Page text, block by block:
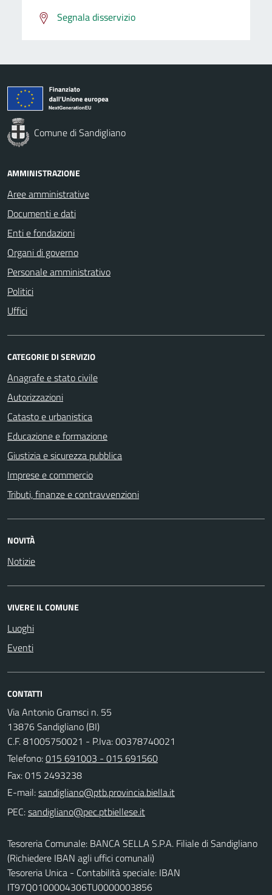
Segnala disservizio
Comune di Sandigliano
AMMINISTRAZIONE
Aree amministrative
Documenti e dati
Enti e fondazioni
Organi di governo
Personale amministrativo
Politici
Uffici
CATEGORIE DI SERVIZIO
Anagrafe e stato civile
Autorizzazioni
Catasto e urbanistica
Educazione e formazione
Giustizia e sicurezza pubblica
Imprese e commercio
Tributi, finanze e contravvenzioni
NOVITÀ
Notizie
VIVERE IL COMUNE
Luoghi
Eventi
CONTATTI
Via Antonio Gramsci n. 55
13876 Sandigliano (BI)
C.F. 81005750021 - P.Iva: 00378740021
Telefono:015 691003 - 015 691560
Fax: 015 2493238
E-mail:
PEC:
Tesoreria Comunale: BANCA SELLA S.P.A. Filiale di Sandigliano
(Richiedere IBAN agli uffici comunali)
Tesoreria Unica - Contabilità speciale: IBAN
IT97Q0100004306TU0000003856